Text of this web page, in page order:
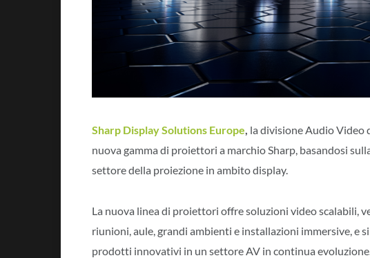
Sharp Display Solutions Europe, la divisione Audio Video
nuova gamma di proiettori a marchio Sharp, basandosi
settore della proiezione in ambito display.
La nuova linea di proiettori offre soluzioni video scalabili,
riunioni, aule, grandi ambienti e installazioni immersive, e
prodotti innovativi in un settore AV in continua evoluzione.